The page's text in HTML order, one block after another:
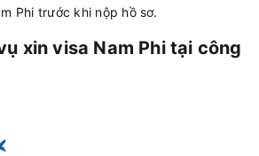
Phi trước khi nộp hồ sơ.
xin visa Nam Phi tại công